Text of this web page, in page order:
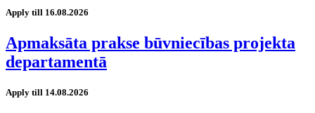
Apply till 16.08.2026
Apmaksāta prakse būvniecības projekta
departamentā
Apply till 14.08.2026